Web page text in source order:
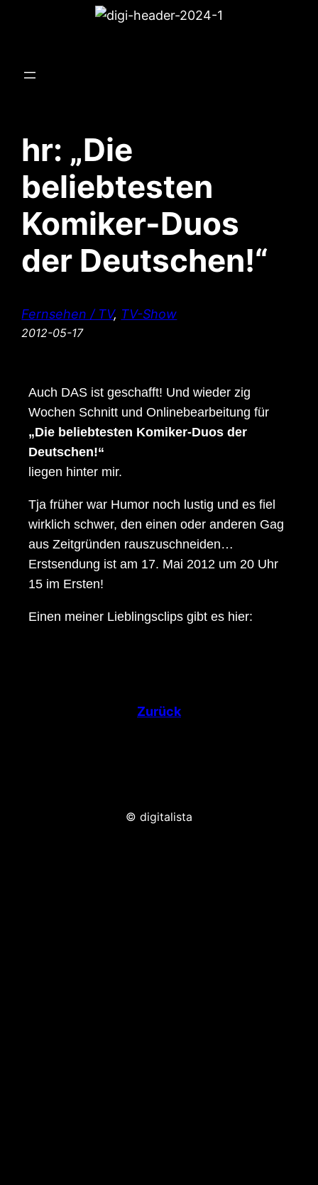
hr: „Die
beliebtesten
Komiker-Duos
der Deutschen!“
Fernsehen / TV, TV-Show
2012-05-17
Auch DAS ist geschafft! Und wieder zig
Wochen Schnitt und Onlinebearbeitung für
„Die beliebtesten Komiker-Duos der
Deutschen!“
liegen hinter mir.
Tja früher war Humor noch lustig und es fiel
wirklich schwer, den einen oder anderen Gag
aus Zeitgründen rauszuschneiden…
Erstsendung ist am 17. Mai 2012 um 20 Uhr
15 im Ersten!
Einen meiner Lieblingsclips gibt es hier:
Zurück
© digitalista